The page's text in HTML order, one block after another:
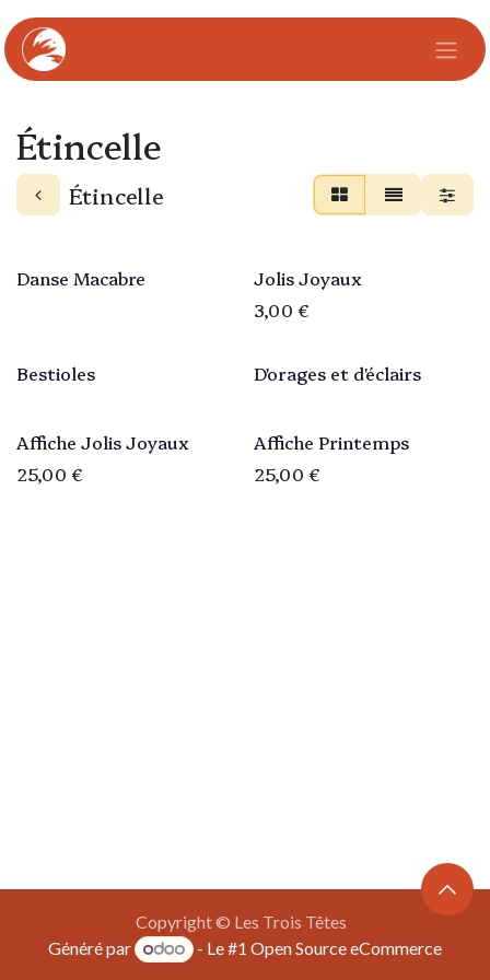
Étincelle
Étincelle
Danse Macabre
Jolis Joyaux
3,00 €
Bestioles D'orages et d'éclairs
Affiche Jolis Joyaux
25,00 €
Affiche Printemps
25,00 €
Copyright © Les Trois Têtes
Généré par
- Le #1Open Source eCommerce